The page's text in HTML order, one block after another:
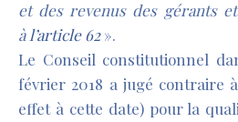
et des revenus des gérants
à l’article 62».
Le Conseil constitutionnel
février 2018 a jugé contraire
effet à cette date) pour la